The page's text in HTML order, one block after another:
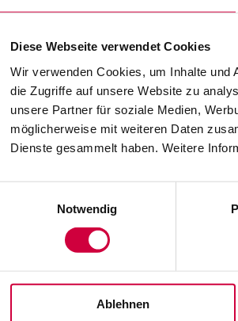
Diese Webseite verwendet Cookies
Wir verwenden Cookies, um Inhalte und
die Zugriffe auf unsere Website zu
unsere Partner für soziale Medien,
möglicherweise mit weiteren Daten
Dienste gesammelt haben. Weitere
Notwendig
Ablehnen